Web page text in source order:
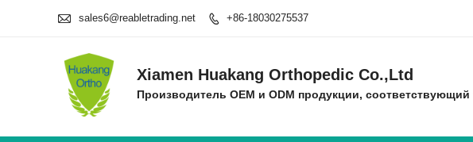
 sales6@reabletrading.net  +86-18030275537
Xiamen Huakang Orthopedic Co.,Ltd
Производитель OEM и ODM продукции, соответствующий